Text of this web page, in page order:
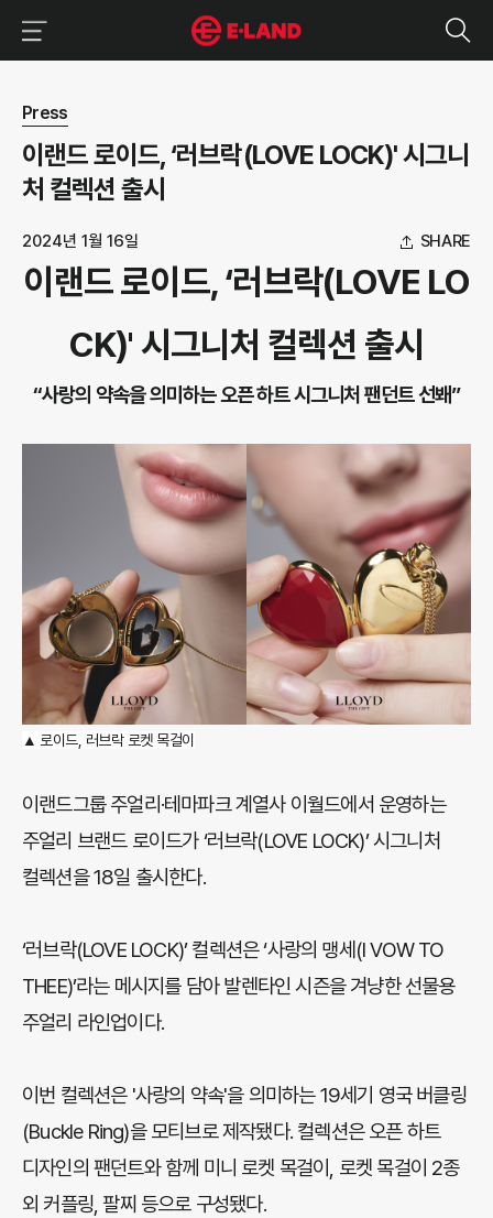
뉴스 상세보기
Press
이랜드 로이드, ‘러브락(LOVE LOCK)' 시그니
처 컬렉션 출시
2024년 1월 16일 SHARE
이랜드 로이드, ‘러브락(LOVE LO
CK)' 시그니처 컬렉션 출시
“사랑의 약속을 의미하는 오픈 하트 시그니처 팬던트 선봬”
▲ 로이드, 러브락 로켓 목걸이
이랜드그룹 주얼리·테마파크 계열사 이월드에서 운영하는
주얼리 브랜드 로이드가 ‘러브락(LOVE LOCK)’ 시그니처
컬렉션을 18일 출시한다.
‘러브락(LOVE LOCK)’ 컬렉션은 ‘사랑의 맹세(I VOW TO
THEE)’라는 메시지를 담아 발렌타인 시즌을 겨냥한 선물용
주얼리 라인업이다.
이번 컬렉션은 '사랑의 약속'을 의미하는 19세기 영국 버클링
(Buckle Ring)을 모티브로 제작됐다. 컬렉션은 오픈 하트
디자인의 팬던트와 함께 미니 로켓 목걸이, 로켓 목걸이 2종
외 커플링, 팔찌 등으로 구성됐다.